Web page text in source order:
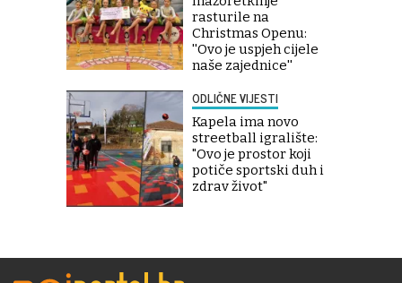
rasturile na
Christmas Openu:
''Ovo je uspjeh cijele
naše zajednice''
ODLIČNE VIJESTI
Kapela ima novo
streetball igralište:
"Ovo je prostor koji
potiče sportski duh i
zdrav život"